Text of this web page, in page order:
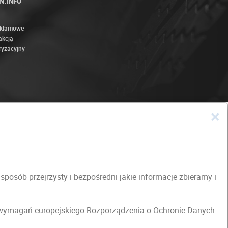
×
przejrzysty i bezpośredni jakie informacje zbieramy i
europejskiego Rozporządzenia o Ochronie Danych